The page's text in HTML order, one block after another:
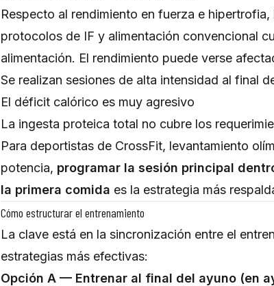
Respecto al rendimiento en fuerza e
protocolos de IF y alimentación convencional
alimentación. El rendimiento puede verse
Se realizan sesiones de alta intensidad al final
El déficit calórico es muy agresivo
La ingesta proteica total no cubre los
Para deportistas de CrossFit, levantamiento
potencia, programar la sesión principal
la primera comida es la estrategia más
Cómo estructurar el entrenamiento
La clave está en la sincronización entre el
estrategias más efectivas:
Opción A — Entrenar al final del ayuno (en